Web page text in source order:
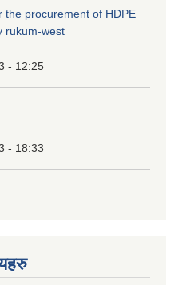
the procurement of HDPE
rukum-west
- 12:25
- 18:33